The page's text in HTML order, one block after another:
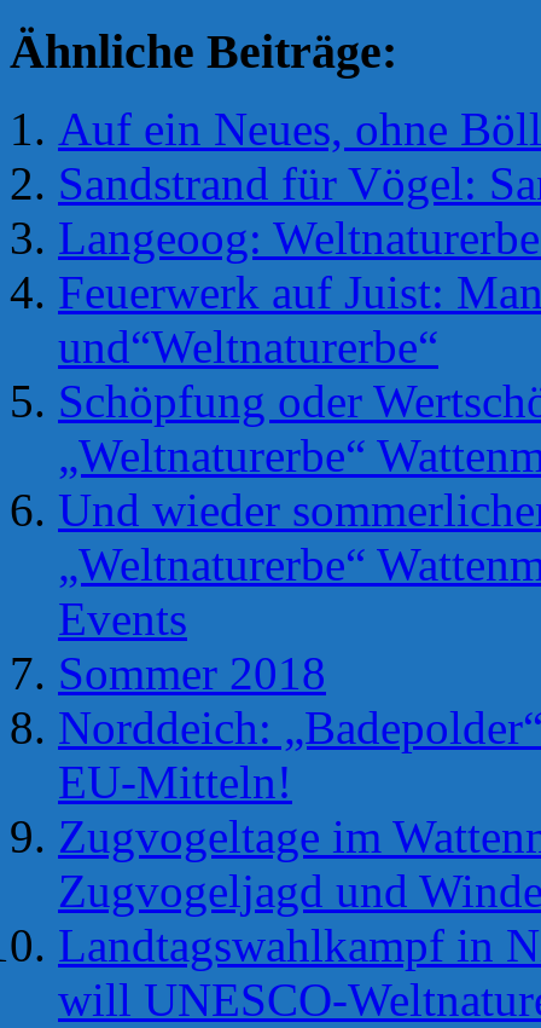
Ähnliche Beiträge:
Auf ein Neues, ohne
Sandstrand für Vögel:
Langeoog:
Feuerwerk auf Juist:
und“Weltnaturerbe“
Schöpfung oder
„Weltnaturerbe“
Und wieder
„Weltnaturerbe“
Events
Sommer 2018
Norddeich:
EU-Mitteln!
Zugvogeltage im
Zugvogeljagd und
Landtagswahlkampf in
will UNESCO-